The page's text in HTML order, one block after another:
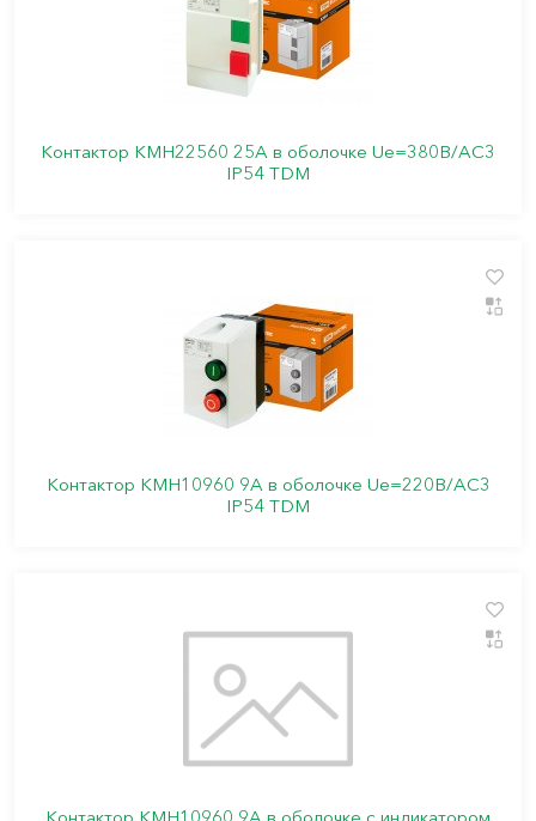
Контактор КМН22560 25А в оболочке Ue=380В/АС3
IP54 TDM
Контактор КМН10960 9А в оболочке Ue=220В/АС3
IP54 TDM